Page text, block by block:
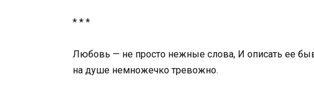
* * *
Любовь — не просто нежные слова, И описать ее
на душе немножечко тревожно.